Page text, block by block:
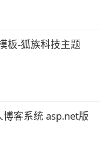
板-狐族科技主题
客系统 asp.net版